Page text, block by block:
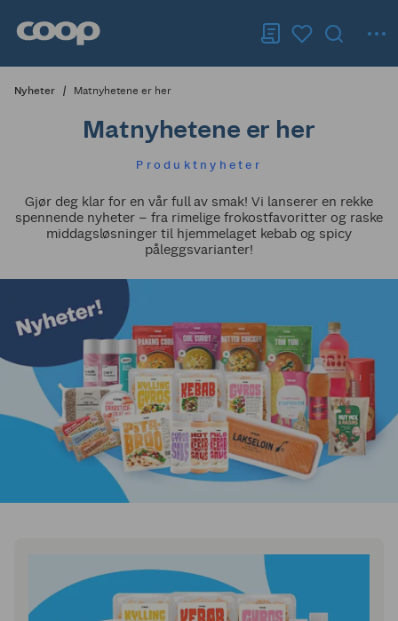
Nyheter Matnyhetene er her
Matnyhetene er her
Produktnyheter
Gjør deg klar for en vår full av smak! Vi lanserer en rekke
spennende nyheter – fra rimelige frokostfavoritter og raske
middagsløsninger til hjemmelaget kebab og spicy
påleggsvarianter!